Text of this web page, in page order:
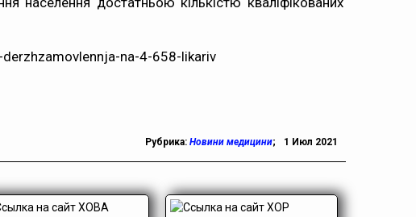
na-4-658-likariv
Рубрика: Новини медицини; 1 Июл 2021